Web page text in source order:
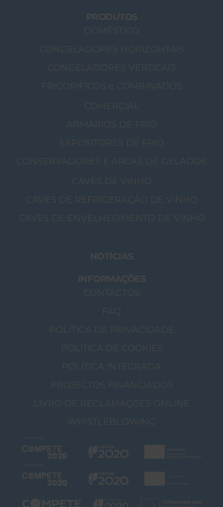
PRODUTOS
DOMÉSTICO
CONGELADORES HORIZONTAIS
CONGELADORES VERTICAIS
FRIGORIFÍCOS e COMBINADOS
COMERCIAL
ARMÁRIOS DE FRIO
EXPOSITORES DE FRIO
CONSERVADORES E ARCAS DE GELADOS
CAVES DE VINHO
CAVES DE REFRIGERAÇÃO DE VINHO
CAVES DE ENVELHECIMENTO DE VINHO
NOTÍCIAS
INFORMAÇÕES
CONTACTOS
FAQ
POLÍTICA DE PRIVACIDADE
POLÍTICA DE COOKIES
POLÍTICA INTEGRADA
PROJECTOS FINANCIADOS
LIVRO DE RECLAMAÇÕES ONLINE
WHISTLEBLOWING